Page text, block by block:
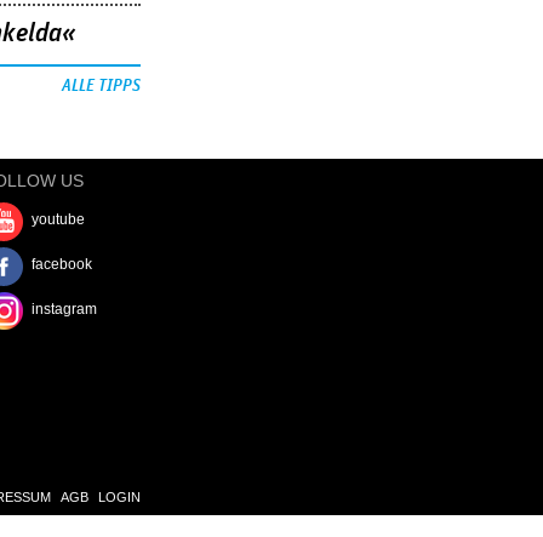
ALLE TIPPS
US
youtube
facebook
instagram
AGB LOGIN